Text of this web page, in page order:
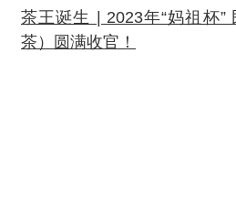
茶王诞生 | 2023年“妈祖杯”
茶）圆满收官！